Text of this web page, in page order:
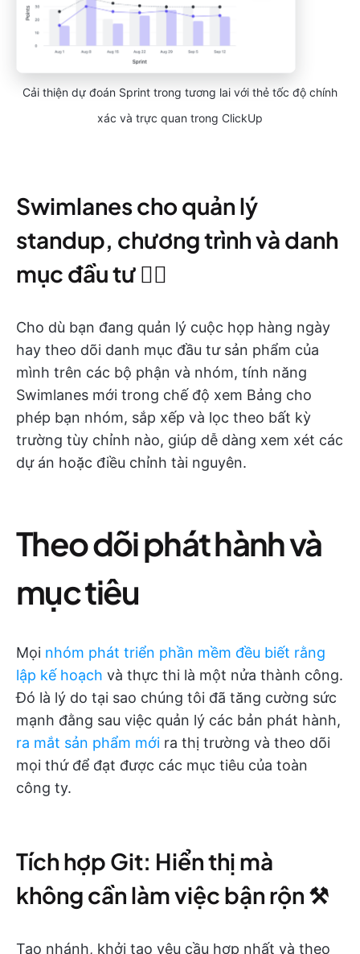
Cải thiện dự đoán Sprint trong tương lai với thẻ tốc độ chính
xác và trực quan trong ClickUp
Swimlanes cho quản lý
standup, chương trình và danh
mục đầu tư 🏊‍♂️
Cho dù bạn đang quản lý cuộc họp hàng ngày
hay theo dõi danh mục đầu tư sản phẩm của
mình trên các bộ phận và nhóm, tính năng
Swimlanes mới trong chế độ xem Bảng cho
phép bạn nhóm, sắp xếp và lọc theo bất kỳ
trường tùy chỉnh nào, giúp dễ dàng xem xét các
dự án hoặc điều chỉnh tài nguyên.
Theo dõi phát hành và
mục tiêu
Mọi nhóm phát triển phần mềm đều biết rằng
lập kế hoạch và thực thi là một nửa thành công.
Đó là lý do tại sao chúng tôi đã tăng cường sức
mạnh đằng sau việc quản lý các bản phát hành,
ra mắt sản phẩm mới ra thị trường và theo dõi
mọi thứ để đạt được các mục tiêu của toàn
công ty.
Tích hợp Git: Hiển thị mà
không cần làm việc bận rộn ⚒️
Tạo nhánh, khởi tạo yêu cầu hợp nhất và theo